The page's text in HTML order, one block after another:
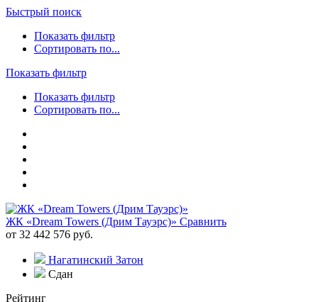
Быстрый поиск
Показать фильтр
Сортировать по...
Показать фильтр
Показать фильтр
Сортировать по...
ЖК «Dream Towers (Дрим Тауэрс)» Сравнить
от 32 442 576 руб.
Нагатинский Затон
Сдан
Рейтинг